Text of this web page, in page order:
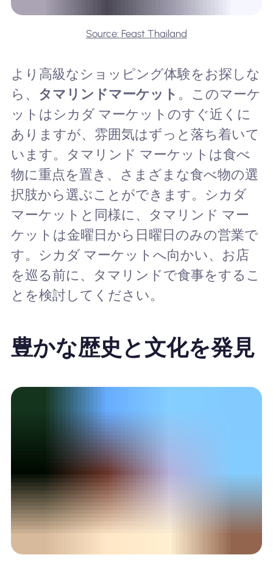
Source: Feast Thailand
より高級なショッピング体験をお探しな
ら、 タマリンドマーケット 。このマーケ
ットはシカダ マーケットのすぐ近くに
ありますが、雰囲気はずっと落ち着いて
います。タマリンド マーケットは食べ
物に重点を置き、さまざまな食べ物の選
択肢から選ぶことができます。シカダ
マーケットと同様に、タマリンド マー
ケットは金曜日から日曜日のみの営業で
す。シカダ マーケットへ向かい、お店
を巡る前に、タマリンドで食事をするこ
とを検討してください。
豊かな歴史と文化を発見